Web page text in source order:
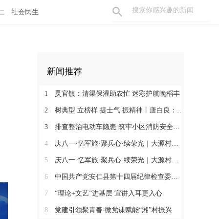
社会民生
新闻推荐
1 灵官镇：清渠保灌助农忙 迷彩护航晚稻丰
2 树典型 立榜样 提士气 振精神丨唐白良：三十载丹心映党徽 一腔热血暖万家
3 排查整治电动车隐患 筑牢小区消防安全防线
4 庆八一·忆军旅·聚兵心·续荣光｜大源村退役军人共话初心
5 庆八一·忆军旅·聚兵心·续荣光｜大源村退役军人共话初心
6 中国共产党安仁县第十四届纪律检查委员会召开第一次全体会议
7 “理论+文艺”进基层 宣讲入耳更入心
8 党建引领聚青春 微党课赋能“湘”村振兴